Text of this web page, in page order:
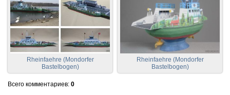
Rheinfaehre (Mondorfer
Bastelbogen)
Rheinfaehre (Mondorfer
Bastelbogen)
Всего комментариев: 0